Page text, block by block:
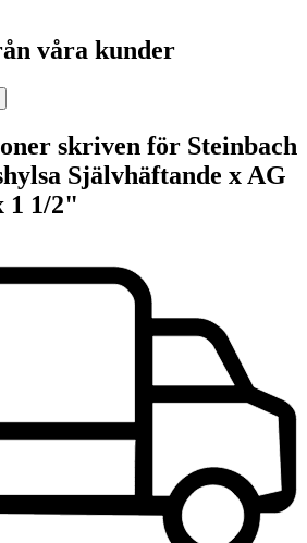
våra kunder
skriven för Steinbach
Självhäftande x AG
1 1/2"